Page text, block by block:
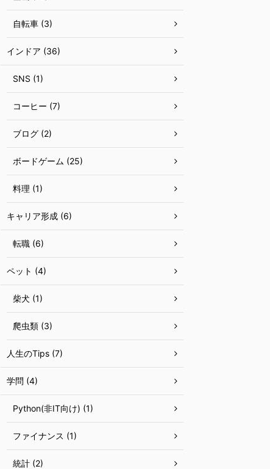
自転車 (3)
インドア (36)
SNS (1)
コーヒー (7)
ブログ (2)
ボードゲーム (25)
料理 (1)
キャリア形成 (6)
転職 (6)
ペット (4)
柴犬 (1)
爬虫類 (3)
人生のTips (7)
学問 (4)
Python(非IT向け) (1)
ファイナンス (1)
統計 (2)